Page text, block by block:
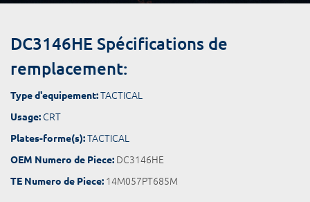
DC3146HE Spécifications de
remplacement:
Type d'equipement:TACTICAL
Usage: CRT
Plates-forme(s):TACTICAL
OEM Numero de Piece: DC3146HE
TE Numero de Piece: 14M057PT685M